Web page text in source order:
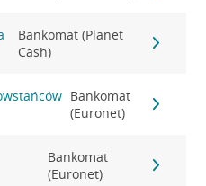
Bankomat (Planet
Cash)
Bankomat
(Euronet)
Bankomat
(Euronet)